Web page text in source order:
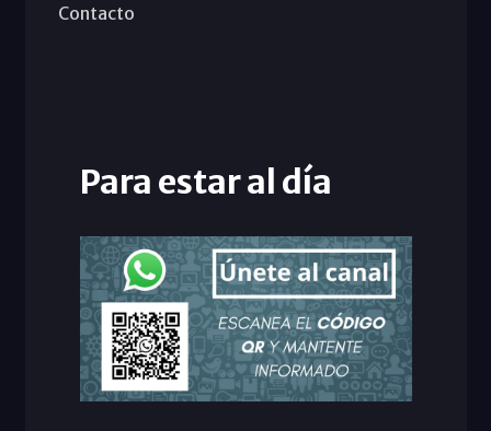
Contacto
Para estar al día